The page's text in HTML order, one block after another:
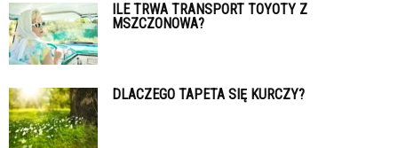
ILE TRWA TRANSPORT TOYOTY Z
MSZCZONOWA?
DLACZEGO TAPETA SIĘ KURCZY?